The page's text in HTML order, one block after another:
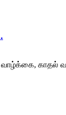
வாழ்க்கை, காதல்